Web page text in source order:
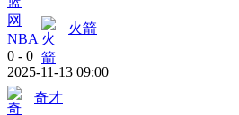
NBA
火箭
0 - 0
2025-11-13 09:00
奇才